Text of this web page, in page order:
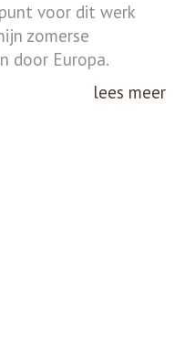
voor dit werk
zomerse
door Europa.
lees meer